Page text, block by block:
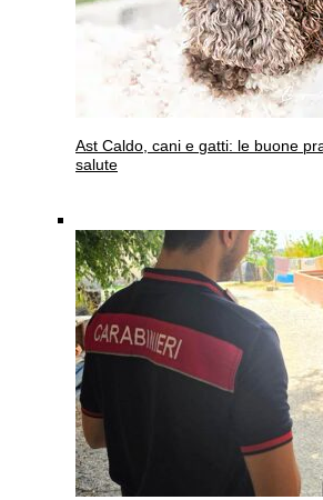
Ast Caldo, cani e gatti: le buone
salute